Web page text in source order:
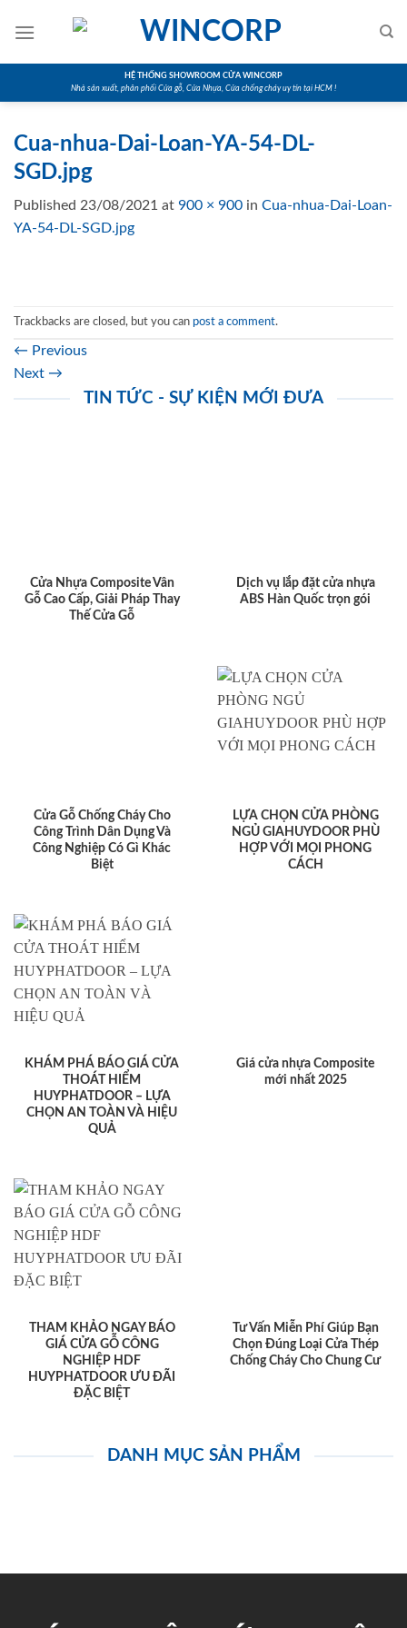
HỆ THỐNG SHOWROOM CỬA WINCORP
Nhà sản xuất, phân phối Cửa gỗ, Cửa Nhựa, Cửa chống cháy uy tín tại HCM !
Cua-nhua-Dai-Loan-YA-54-DL-
SGD.jpg
Published 23/08/2021 at 900 × 900 in Cua-nhua-Dai-Loan-
YA-54-DL-SGD.jpg
Trackbacks are closed, but you can post a comment.
← Previous
Next →
TIN TỨC - SỰ KIỆN MỚI ĐƯA
Cửa Nhựa Composite Vân
Gỗ Cao Cấp, Giải Pháp Thay
Thế Cửa Gỗ
Dịch vụ lắp đặt cửa nhựa
ABS Hàn Quốc trọn gói
Cửa Gỗ Chống Cháy Cho
Công Trình Dân Dụng Và
Công Nghiệp Có Gì Khác
Biệt
LỰA CHỌN CỬA PHÒNG
NGỦ GIAHUYDOOR PHÙ
HỢP VỚI MỌI PHONG
CÁCH
KHÁM PHÁ BÁO GIÁ CỬA
THOÁT HIỂM
HUYPHATDOOR – LỰA
CHỌN AN TOÀN VÀ HIỆU
QUẢ
Giá cửa nhựa Composite
mới nhất 2025
THAM KHẢO NGAY BÁO
GIÁ CỬA GỖ CÔNG
NGHIỆP HDF
HUYPHATDOOR ƯU ĐÃI
ĐẶC BIỆT
Tư Vấn Miễn Phí Giúp Bạn
Chọn Đúng Loại Cửa Thép
Chống Cháy Cho Chung Cư
DANH MỤC SẢN PHẨM